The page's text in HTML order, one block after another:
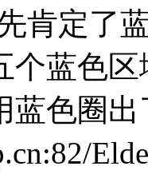
肯定了
个蓝色
蓝色圈